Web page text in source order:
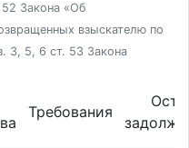
Закона «Об
взыскателю по
3, 5, 6 ст. 53 Закона
Требования